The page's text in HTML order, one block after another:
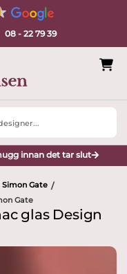
08 - 22 79 39
innan det tar slut
Simon Gate /
Gate
glas Design